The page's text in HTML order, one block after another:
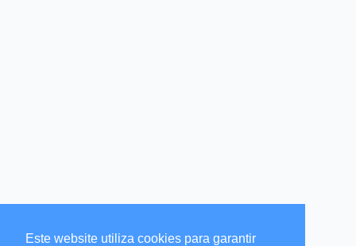
Este website utiliza cookies para garantir